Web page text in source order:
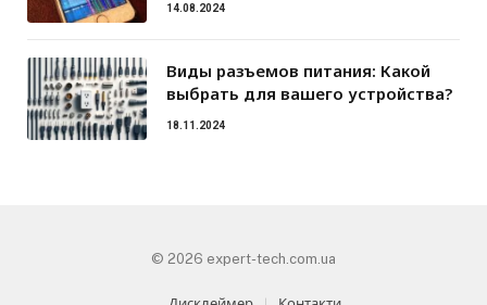
14.08.2024
Виды разъемов питания: Какой
выбрать для вашего устройства?
18.11.2024
© 2026 expert-tech.com.ua